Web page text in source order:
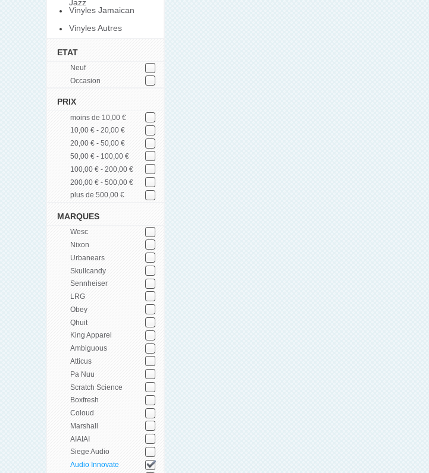
Jazz
Vinyles Jamaican
Vinyles Autres
ETAT
Neuf
Occasion
PRIX
moins de 10,00 €
10,00 € - 20,00 €
20,00 € - 50,00 €
50,00 € - 100,00 €
100,00 € - 200,00 €
200,00 € - 500,00 €
plus de 500,00 €
MARQUES
Wesc
Nixon
Urbanears
Skullcandy
Sennheiser
LRG
Obey
Qhuit
King Apparel
Ambiguous
Atticus
Pa Nuu
Scratch Science
Boxfresh
Coloud
Marshall
AIAIAI
Siege Audio
Audio Innovate